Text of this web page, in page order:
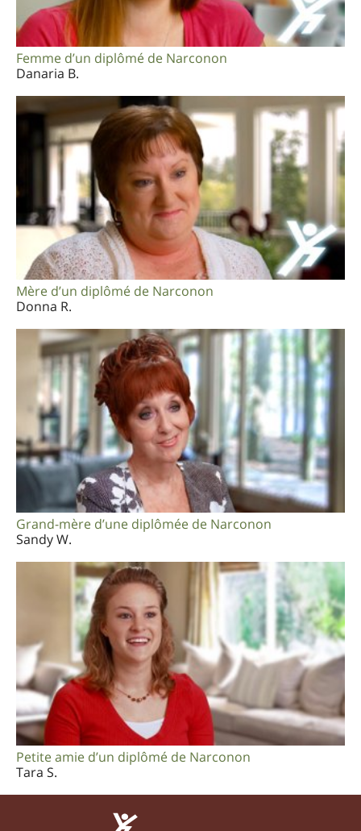
Femme d’un diplômé de Narconon
Danaria B.
Mère d’un diplômé de Narconon
Donna R.
Grand-mère d’une diplômée de Narconon
Sandy W.
Petite amie d’un diplômé de Narconon
Tara S.